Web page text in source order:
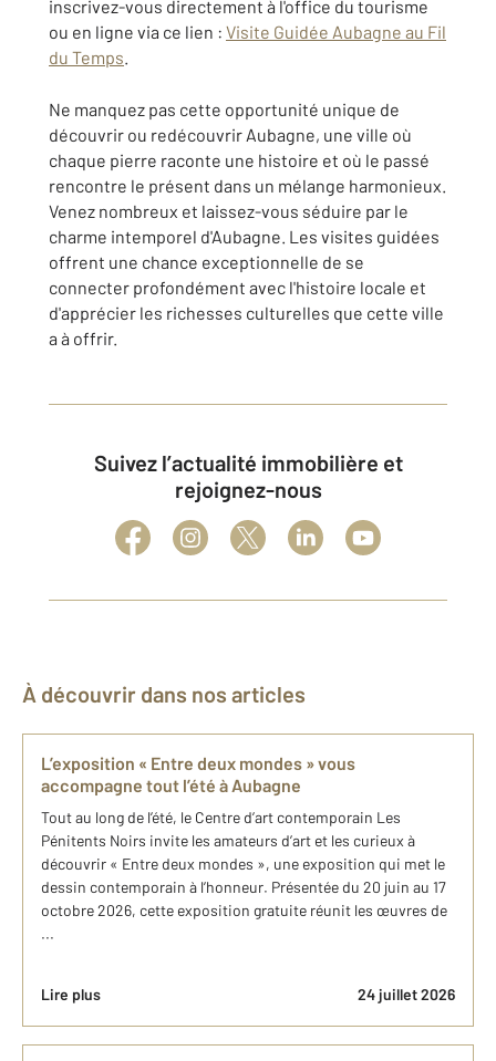
inscrivez-vous directement à l'office du tourisme
ou en ligne via ce lien : Visite Guidée Aubagne au Fil
du Temps.
Ne manquez pas cette opportunité unique de
découvrir ou redécouvrir Aubagne, une ville où
chaque pierre raconte une histoire et où le passé
rencontre le présent dans un mélange harmonieux.
Venez nombreux et laissez-vous séduire par le
charme intemporel d'Aubagne. Les visites guidées
offrent une chance exceptionnelle de se
connecter profondément avec l'histoire locale et
d'apprécier les richesses culturelles que cette ville
a à offrir.
Suivez l’actualité immobilière et
rejoignez-nous
À découvrir dans nos articles
L’exposition « Entre deux mondes » vous
accompagne tout l’été à Aubagne
Tout au long de l’été, le Centre d’art contemporain Les
Pénitents Noirs invite les amateurs d’art et les curieux à
découvrir « Entre deux mondes », une exposition qui met le
dessin contemporain à l’honneur. Présentée du 20 juin au 17
octobre 2026, cette exposition gratuite réunit les œuvres de
...
Lire plus 24 juillet 2026